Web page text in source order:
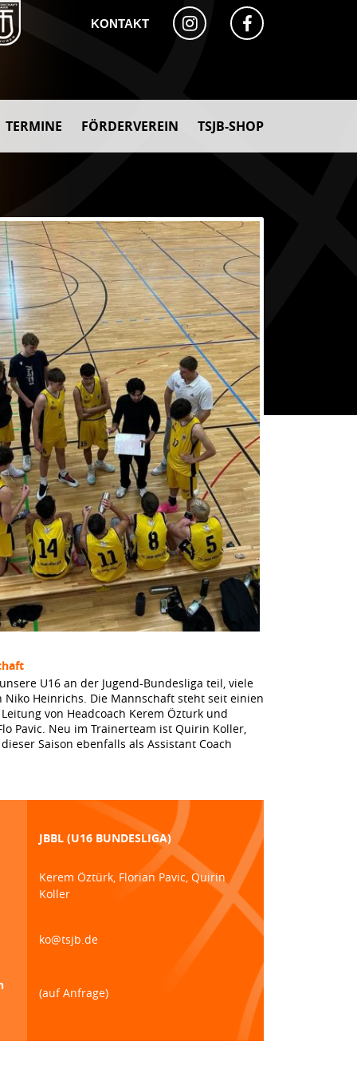
KONTAKT
TERMINE FÖRDERVEREIN TSJB-SHOP
U16 an der Jugend-Bundesliga teil, viele
Niko Heinrichs. Die Mannschaft steht seit einien
von Headcoach Kerem Özturk und
Pavic. Neu im Trainerteam ist Quirin Koller,
Saison ebenfalls als Assistant Coach
JBBL (U16 BUNDESLIGA)
Kerem Öztürk, Florian Pavic, Quirin
Koller
ko@tsjb.de
(auf Anfrage)